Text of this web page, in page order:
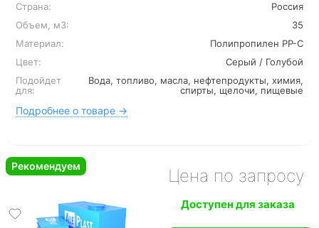
Страна:
Россия
Объем, м3:
35
Материал:
Полипропилен PP-C
Цвет:
Серый / Голубой
Подойдет
для:
Вода, топливо, масла, нефтепродукты, химия,
спирты, щелочи, пищевые
Подробнее о товаре →
Цена по запросу
Рекомендуем
Доступен для заказа